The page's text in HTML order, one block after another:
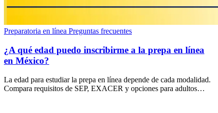
Preparatoria en línea Preguntas frecuentes
¿A qué edad puedo inscribirme a la prepa en línea
en México?
La edad para estudiar la prepa en línea depende de cada modalidad.
Compara requisitos de SEP, EXACER y opciones para adultos